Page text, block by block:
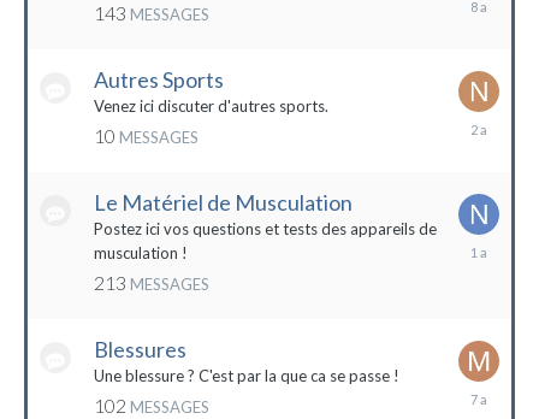
143 MESSAGES
Autres Sports
Venez ici discuter d'autres sports.
10 MESSAGES
18
Le Matériel de Musculation
Postez ici vos questions et tests des appareils de
musculation !
213 MESSAGES
Blessures
Une blessure ? C'est par la que ca se passe !
102 MESSAGES
19